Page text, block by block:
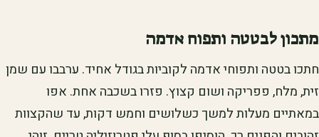
מתכון לבטטה ותפוח אדמה
חתכו בטטה ותפוחי אדמה לקוביות בגודל אחיד. ערבבו עם שמן
זית, מלח, פפריקה ושום קצוץ. פזרו בשכבה אחת. אפו
במאתיים מעלות למשך כשלושים וחמש דקות, עד שהקצוות